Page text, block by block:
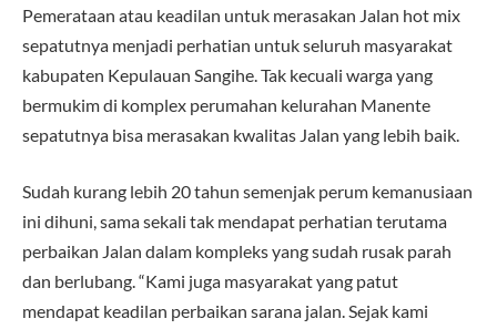
Pemerataan atau keadilan untuk merasakan Jalan hot mix
sepatutnya menjadi perhatian untuk seluruh masyarakat
kabupaten Kepulauan Sangihe. Tak kecuali warga yang
bermukim di komplex perumahan kelurahan Manente
sepatutnya bisa merasakan kwalitas Jalan yang lebih baik.
Sudah kurang lebih 20 tahun semenjak perum kemanusiaan
ini dihuni, sama sekali tak mendapat perhatian terutama
perbaikan Jalan dalam kompleks yang sudah rusak parah
dan berlubang. “Kami juga masyarakat yang patut
mendapat keadilan perbaikan sarana jalan. Sejak kami